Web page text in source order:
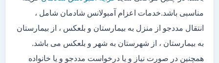
مناسبی باشد.خدمات اعزام آمبولانس شادمان شامل ،
انتقال مددجو از منزل به بیمارستان و بلعکس ، از بیمارستان
به بیمارستان ، از شهرستان به شهر و بلعکس می باشد.
همچنین در صورت نیاز و یا درخواست مددجو و یا خانواده